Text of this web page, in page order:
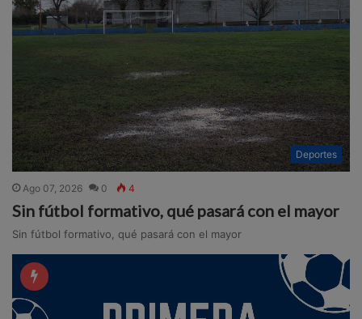
Deportes
Ago 07, 2026 0 4
Sin fútbol formativo, qué pasará con el mayor
Sin fútbol formativo, qué pasará con el mayor